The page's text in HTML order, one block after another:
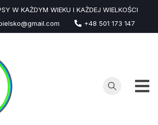
W KAŻDYM WIEKU I KAŻDEJ WIELKOŚCI
+48 501 173 147